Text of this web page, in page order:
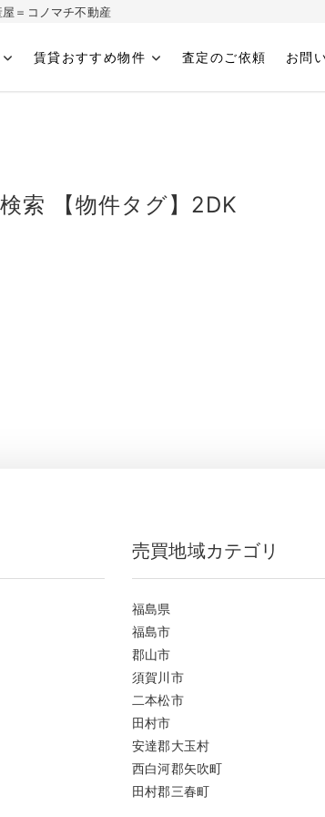
＝コノマチ不動産
賃貸おすすめ物件 査定のご依頼 お問
検索 【物件タグ】2DK
売買地域カテゴリ
福島県
福島市
郡山市
須賀川市
二本松市
田村市
安達郡大玉村
西白河郡矢吹町
田村郡三春町